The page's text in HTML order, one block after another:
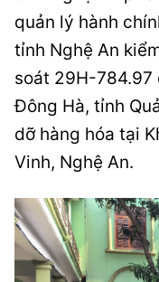
quản lý hành
tỉnh Nghệ An
soát 29H-784.97
Đông Hà, tỉnh
dỡ hàng hóa tại
Vinh, Nghệ An.